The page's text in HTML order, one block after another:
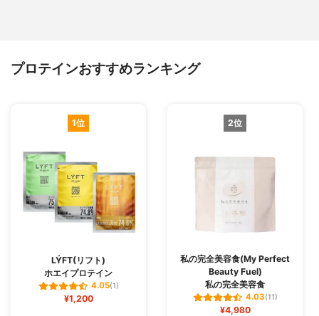
プロテインおすすめランキング
1位
LÝFT(リフト)
ホエイプロテイン
4.05(1)
¥1,200
2位
私の完全美容食(My Perfect
Beauty Fuel)
私の完全美容食
4.03(11)
¥4,980